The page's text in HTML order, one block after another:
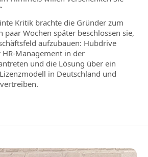
Kritik brachte die Gründer zum
paar Wochen später beschlossen sie,
aufzubauen: Hubdrive
in der
und die Lösung über ein
in Deutschland und